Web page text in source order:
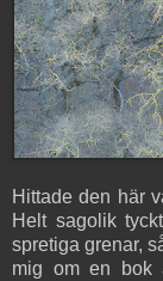
Hittade den här
Helt sagolik
spretiga grenar,
mig om en bok